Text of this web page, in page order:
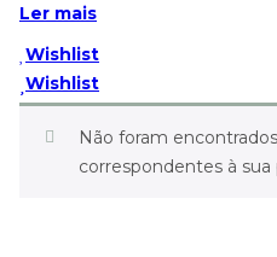
Ler mais
Wishlist
Wishlist
Não foram
correspondentes à sua